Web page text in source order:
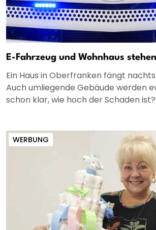
E-Fahrzeug und Wohnhaus
Ein Haus in Oberfranken fängt
Auch umliegende Gebäude werden
schon klar, wie hoch der Schaden ist?
WERBUNG